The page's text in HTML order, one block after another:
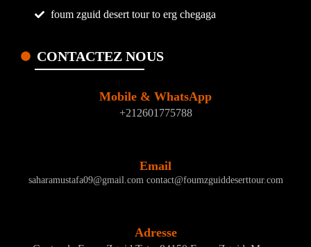
foum zguid desert tour to erg chegaga
CONTACTEZ NOUS
Mobile & WhatsApp
+212601775788
Email
saharamustafa09@gmail.com contact@foumzguiddeserttour.com
Adresse